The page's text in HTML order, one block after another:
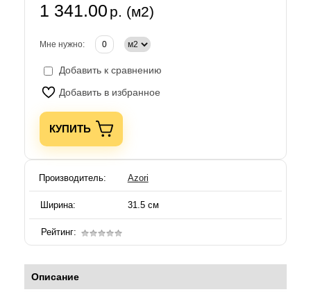
1 341.00 р. (м2)
Мне нужно:
Добавить к сравнению
Добавить в избранное
КУПИТЬ
Производитель: Azori
Ширина: 31.5 см
Рейтинг:
Описание